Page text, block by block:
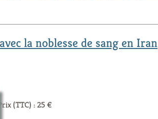
la noblesse de sang en Iran
Prix (TTC) : 25 €